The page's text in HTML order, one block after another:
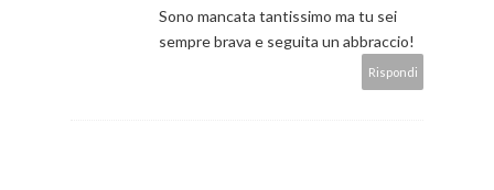
Sono mancata tantissimo ma tu sei
sempre brava e seguita un abbraccio!
Rispondi